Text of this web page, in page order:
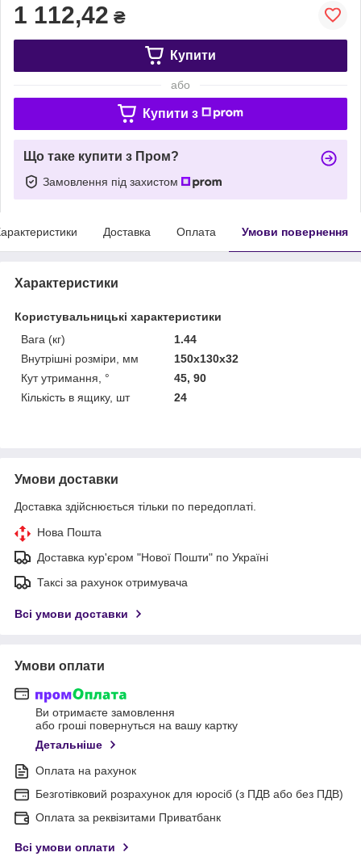
1 112,42 ₴
Купити
або
Купити з
Що таке купити з Пром?
Замовлення під захистом
Доставка Оплата Умови повернення
Характеристики
Користувальницькі характеристики
Вага (кг)
1.44
Внутрішні розміри, мм
150х130х32
Кут утримання, °
45, 90
Кількість в ящику, шт
24
Умови доставки
Доставка здійснюється тільки по передоплаті.
Нова Пошта
Доставка кур'єром "Нової Пошти" по Україні
Таксі за рахунок отримувача
Всі умови доставки
Умови оплати
Ви отримаєте замовлення
або гроші повернуться на вашу картку
Детальніше
Оплата на рахунок
Безготівковий розрахунок для юросіб (з ПДВ або без ПДВ)
Оплата за реквізитами Приватбанк
Всі умови оплати